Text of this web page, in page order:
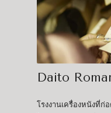
Daito
โรงงานเครื่องหนังที่ก่